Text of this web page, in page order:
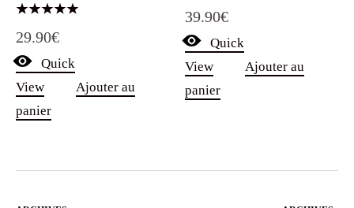
5.00
29.90€
Quick
View
Ajouter au
panier
39.90€
Quick
View
Ajouter au
panier